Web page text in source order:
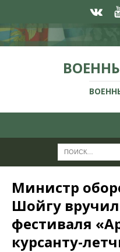
Министр
Шойгу
фестиваля
курсанту-